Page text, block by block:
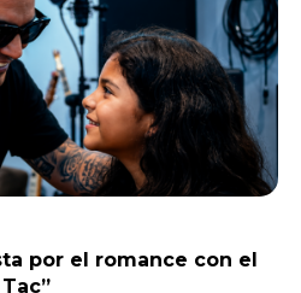
por el romance con el